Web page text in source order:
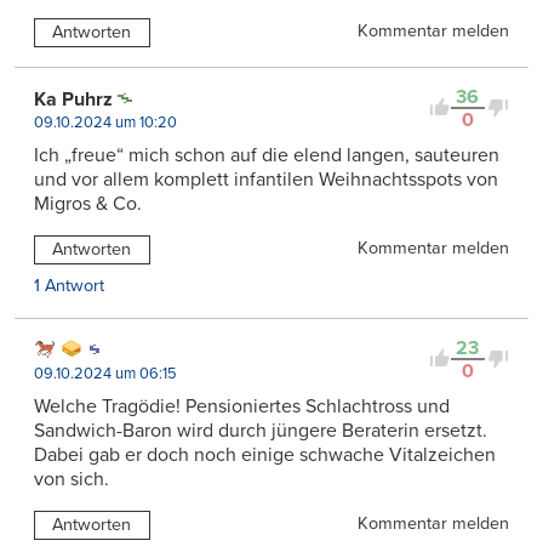
Antworten Kommentar melden
36
0
Ka Puhrz
09.10.2024 um 10:20
Ich „freue“ mich schon auf die elend langen, sauteuren
und vor allem komplett infantilen Weihnachtsspots von
Migros & Co.
Antworten
Kommentar melden
1 Antwort
23
0
09.10.2024 um 06:15
Welche Tragödie! Pensioniertes Schlachtross und
Sandwich-Baron wird durch jüngere Beraterin ersetzt.
Dabei gab er doch noch einige schwache Vitalzeichen
von sich.
Antworten
Kommentar melden